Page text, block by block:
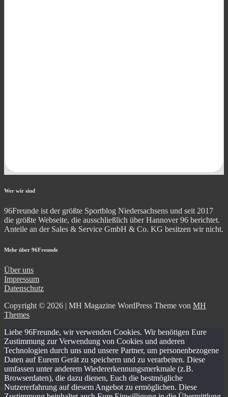
Wer wir sind
96Freunde ist der größte Sportblog Niedersachsens und seit 2017
die größte Webseite, die ausschließlich über Hannover 96 berichtet.
Anteile an der Sales & Service GmbH & Co. KG besitzen wir nicht.
Mehr über 96Freunde
Über uns
Impressum
Datenschutz
Copyright © 2026 | MH Magazine WordPress Theme von MH
Themes
Liebe 96Freunde, wir verwenden Cookies. Wir benötigen Eure
Zustimmung zur Verwendung von Cookies und anderen
Technologien durch uns und unsere Partner, um personenbezogene
Daten auf Eurem Gerät zu speichern und zu verarbeiten. Diese
umfassen unter anderem Wiedererkennungsmerkmale (z.B.
Browserdaten), die dazu dienen, Euch die bestmögliche
Nutzererfahrung auf diesem Angebot zu ermöglichen. Diese